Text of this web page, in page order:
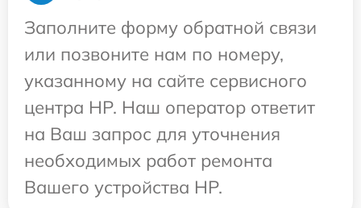
Заполните форму обратной связи
или позвоните нам по номеру,
указанному на сайте сервисного
центра HP. Наш оператор ответит
на Ваш запрос для уточнения
необходимых работ ремонта
Вашего устройства HP.